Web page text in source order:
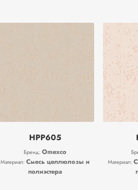
HPP605
Бренд: Omexco
Материал: Смесь целлюлозы и
полиэстера
Материал: